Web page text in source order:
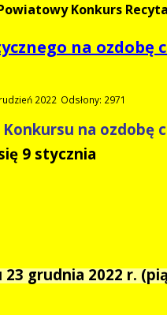
Konkurs
na ozdobę
2022 Odsłony: 2971
na ozdobę
9 stycznia
grudnia 2022 r.